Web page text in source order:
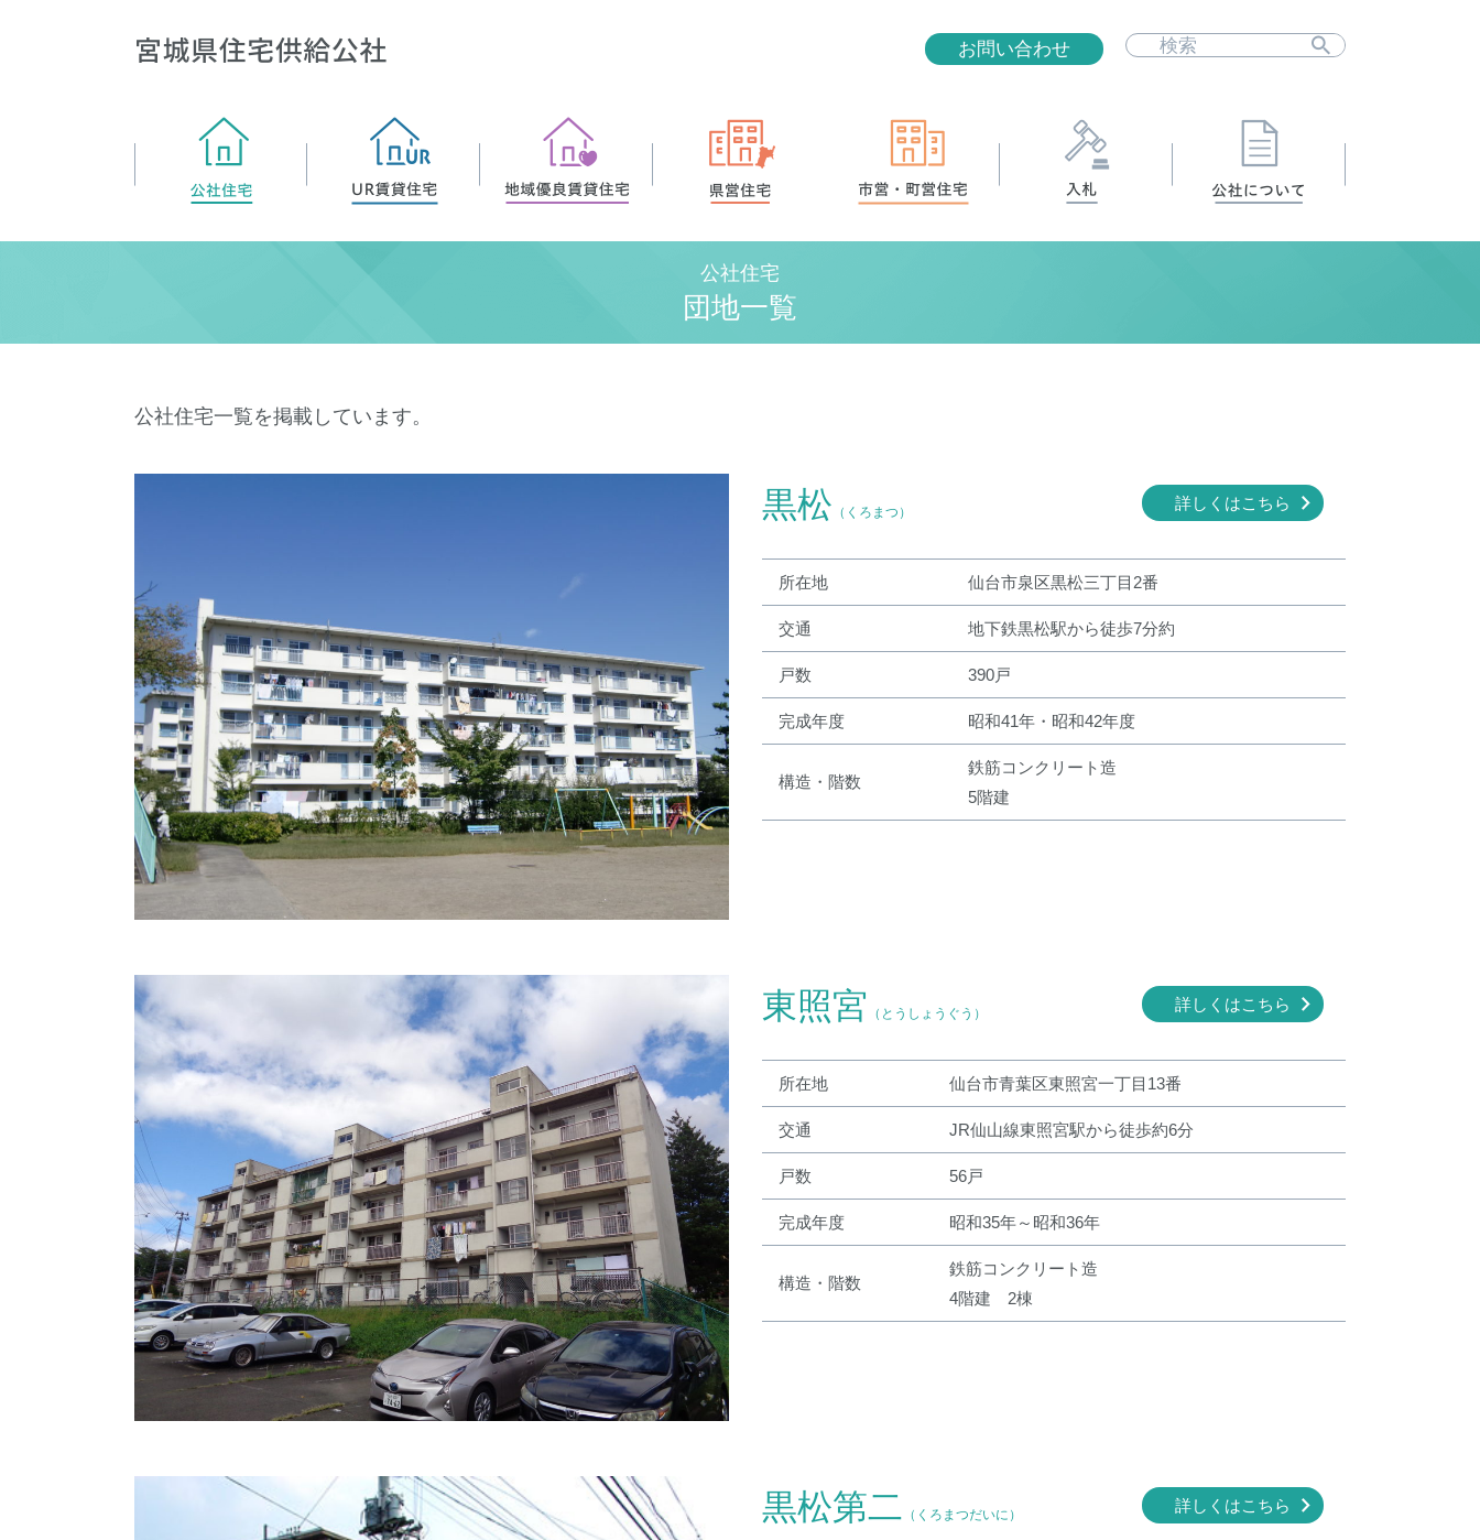
お問い合わせ
公社住宅
団地一覧
公社住宅一覧を掲載しています。
黒松 （くろまつ） 詳しくはこちら
所在地 仙台市泉区黒松三丁目2番
交通 地下鉄黒松駅から徒歩7分約
戸数 390戸
完成年度 昭和41年・昭和42年度
構造・階数
鉄筋コンクリート造
5階建
東照宮 （とうしょうぐう） 詳しくはこちら
所在地 仙台市青葉区東照宮一丁目13番
交通 JR仙山線東照宮駅から徒歩約6分
戸数 56戸
完成年度 昭和35年～昭和36年
構造・階数
鉄筋コンクリート造
4階建 2棟
黒松第二 （くろまつだいに） 詳しくはこちら